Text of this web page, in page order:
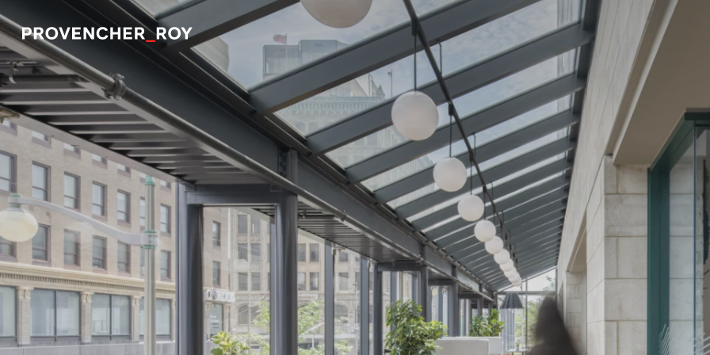
Projets
Expertise
Engagement responsable
Studio
Équipe
Prix et distinctions
Actualités